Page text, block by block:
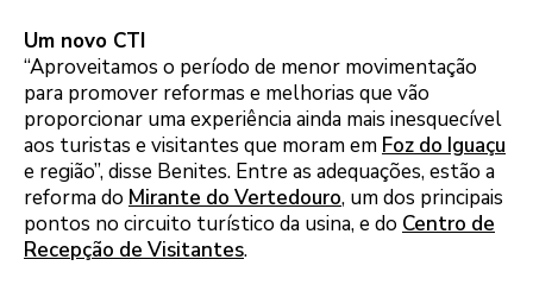
Um novo CTI
“Aproveitamos o período de menor movimentação
para promover reformas e melhorias que vão
proporcionar uma experiência ainda mais inesquecível
aos turistas e visitantes que moram em Foz do Iguaçu
e região”, disse Benites. Entre as adequações, estão a
reforma do Mirante do Vertedouro, um dos principais
pontos no circuito turístico da usina, e do Centro de
Recepção de Visitantes.